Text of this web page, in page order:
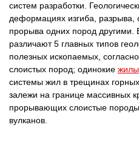
систем разработки.
деформациях изгиба, разрыва,
прорыва одних пород другими.
различают 5 главных типов
полезных ископаемых,
слоистых пород; одинокие жилы
системы жил в трещинах
залежи на границе массивных
прорывающих слоистые
вулканов.